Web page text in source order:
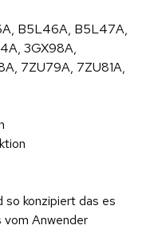
B5L46A, B5L47A,
3GX98A,
7ZU79A, 7ZU81A,
konzipiert das es
vom Anwender